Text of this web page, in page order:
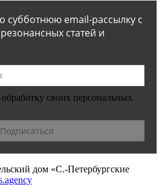
субботнюю email-рассылку с
статей и
обработку своих персональных
дом «С.-Петербургские